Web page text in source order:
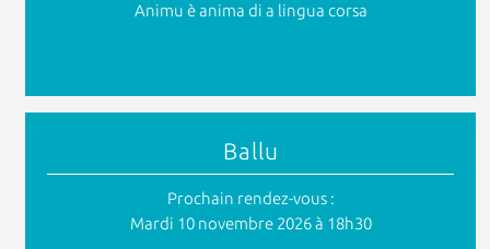
Animu è anima di a lingua corsa
Ballu
Prochain rendez-vous :
Mardi 10 novembre 2026 à 18h30